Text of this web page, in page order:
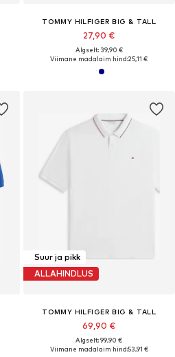
TOMMY HILFIGER BIG & TALL
27,90 €
Algselt: 39,90 €
Viimane madalaim hind:25,11 €
Suur ja pikk
ALLAHINDLUS
TOMMY HILFIGER BIG & TALL
69,90 €
Algselt: 99,90 €
Viimane madalaim hind:53,91 €